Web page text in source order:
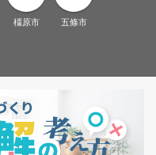
橿原市 五條市